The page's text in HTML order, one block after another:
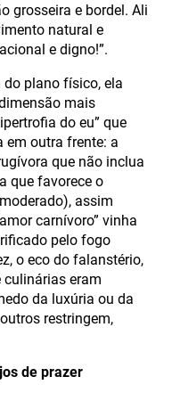
grosseira e bordel. Ali
natural e
e digno!”.
plano físico, ela
mais
do eu” que
em outra frente: a
que não inclua
que favorece o
assim
carnívoro” vinha
pelo fogo
o eco do falanstério,
culinárias eram
da luxúria ou da
restringem,
de prazer